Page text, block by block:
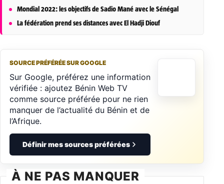
Mondial 2022: les objectifs de Sadio Mané avec le Sénégal
La fédération prend ses distances avec El Hadji Diouf
SOURCE PRÉFÉRÉE SUR GOOGLE
Sur Google, préférez une information
vérifiée : ajoutez Bénin Web TV
comme source préférée pour ne rien
manquer de l’actualité du Bénin et de
l’Afrique.
Définir mes sources préférées
À NE PAS MANQUER